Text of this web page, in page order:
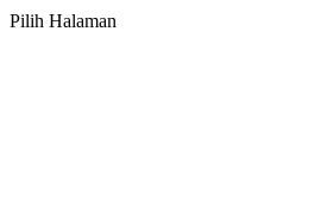
Pilih Halaman